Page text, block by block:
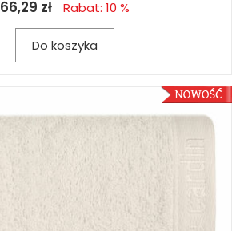
66,29 zł Rabat: 10 %
Do koszyka